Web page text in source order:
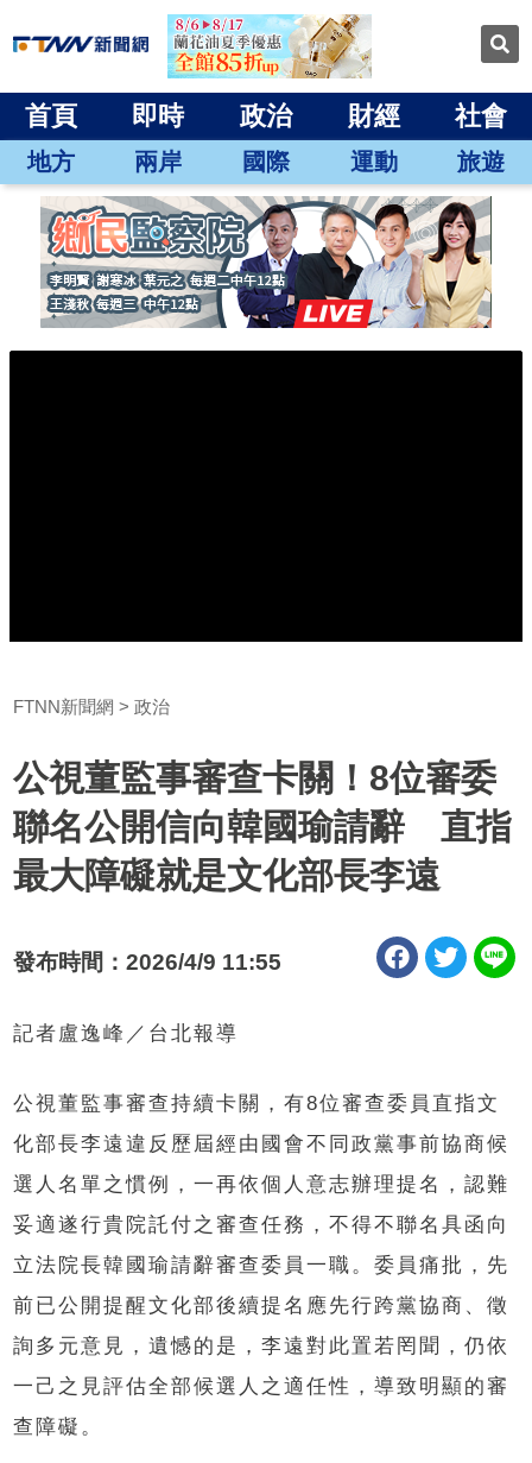
首頁 即時 政治 財經 社會
地方 兩岸 國際 運動 旅遊
FTNN新聞網 政治
公視董監事審查卡關！8位審委
聯名公開信向韓國瑜請辭 直指
最大障礙就是文化部長李遠
發布時間：2026/4/9 11:55
記者盧逸峰／台北報導
公視董監事審查持續卡關，有8位審查委員直指文
化部長李遠違反歷屆經由國會不同政黨事前協商候
選人名單之慣例，一再依個人意志辦理提名，認難
妥適遂行貴院託付之審查任務，不得不聯名具函向
立法院長韓國瑜請辭審查委員一職。委員痛批，先
前已公開提醒文化部後續提名應先行跨黨協商、徵
詢多元意見，遺憾的是，李遠對此置若罔聞，仍依
一己之見評估全部候選人之適任性，導致明顯的審
查障礙。